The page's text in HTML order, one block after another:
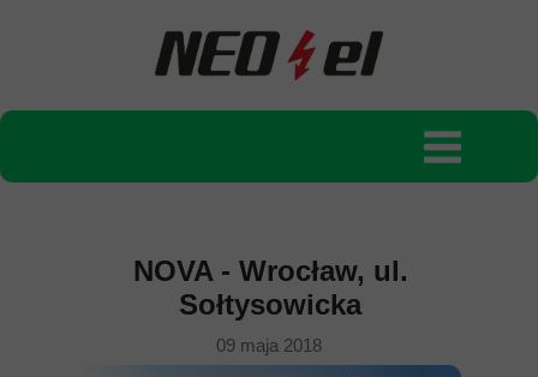
09 maja 2018
NOVA - Wrocław, ul.
Sołtysowicka